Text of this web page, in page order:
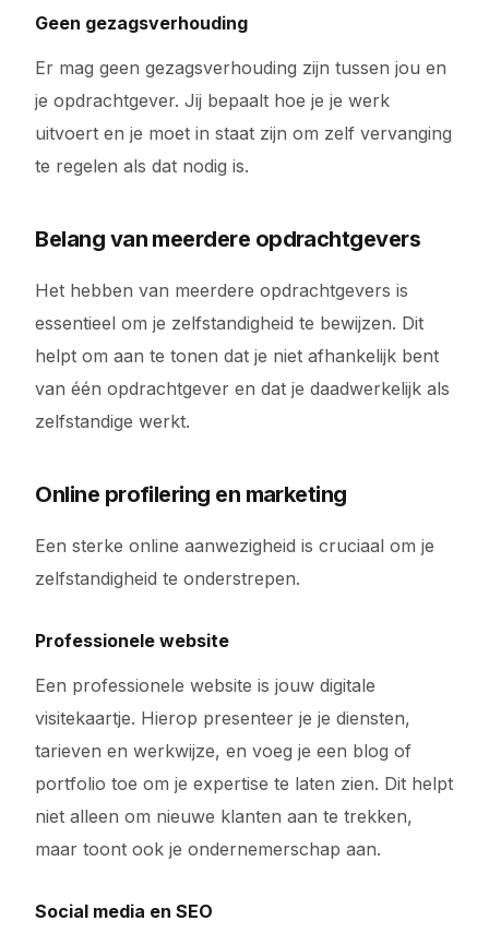
Geen gezagsverhouding
Er mag geen gezagsverhouding zijn tussen jou en
je opdrachtgever. Jij bepaalt hoe je je werk
uitvoert en je moet in staat zijn om zelf vervanging
te regelen als dat nodig is.
Belang van meerdere opdrachtgevers
Het hebben van meerdere opdrachtgevers is
essentieel om je zelfstandigheid te bewijzen. Dit
helpt om aan te tonen dat je niet afhankelijk bent
van één opdrachtgever en dat je daadwerkelijk als
zelfstandige werkt.
Online profilering en marketing
Een sterke online aanwezigheid is cruciaal om je
zelfstandigheid te onderstrepen.
Professionele website
Een professionele website is jouw digitale
visitekaartje. Hierop presenteer je je diensten,
tarieven en werkwijze, en voeg je een blog of
portfolio toe om je expertise te laten zien. Dit helpt
niet alleen om nieuwe klanten aan te trekken,
maar toont ook je ondernemerschap aan.
Social media en SEO